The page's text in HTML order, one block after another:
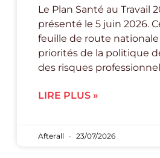
Le Plan Santé au Travail
présenté le 5 juin 2026.
feuille de route nationale
priorités de la politique
des risques
LIRE PLUS »
Afterall 23/07/2026